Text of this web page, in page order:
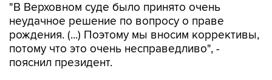
"В Верховном суде было принято очень
неудачное решение по вопросу о праве
рождения. (...) Поэтому мы вносим коррективы,
потому что это очень несправедливо", -
пояснил президент.